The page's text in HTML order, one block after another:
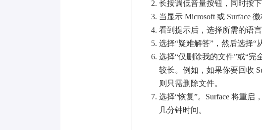
长按调低音量按钮，同时按
当显示 Microsoft 或 Surface
看到提示后，选择所需的语言
选择“疑难解答”，然后选择“
选择“仅删除我的文件”或“完
较长。例如，如果你要回收
则只需删除文件。
选择“恢复”。Surface 将重启
几分钟时间。